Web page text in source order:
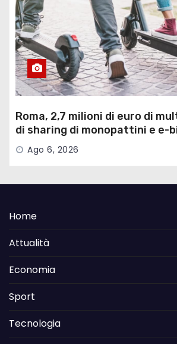
Roma, 2,7 milioni di euro di
di sharing di monopattini e e-
Ago 6, 2026
Home
Attualità
Economia
Sport
Tecnologia